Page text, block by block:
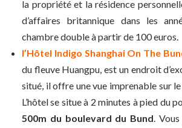
la propriété et la résidence
d’affaires britannique dans les
chambre double à partir de 100 euros.
l’Hôtel Indigo Shanghai On The
du fleuve Huangpu, est un endroit
situé, il offre une vue imprenable sur
L’hôtel se situe à 2 minutes à pied du
500m du boulevard du Bund.